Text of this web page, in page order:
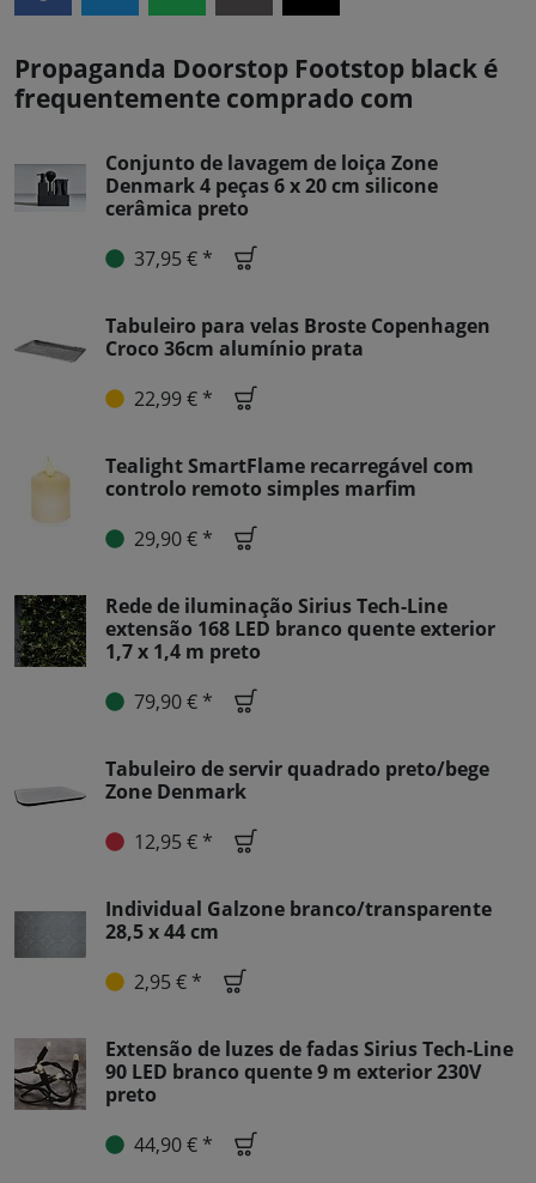
Propaganda Doorstop Footstop black é
frequentemente comprado com
Conjunto de lavagem de loiça Zone
Denmark 4 peças 6 x 20 cm silicone
cerâmica preto
37,95 € *
Tabuleiro para velas Broste Copenhagen
Croco 36cm alumínio prata
22,99 € *
Tealight SmartFlame recarregável com
controlo remoto simples marfim
29,90 € *
Rede de iluminação Sirius Tech-Line
extensão 168 LED branco quente exterior
1,7 x 1,4 m preto
79,90 € *
Tabuleiro de servir quadrado preto/bege
Zone Denmark
12,95 € *
Individual Galzone branco/transparente
28,5 x 44 cm
2,95 € *
Extensão de luzes de fadas Sirius Tech-Line
90 LED branco quente 9 m exterior 230V
preto
44,90 € *